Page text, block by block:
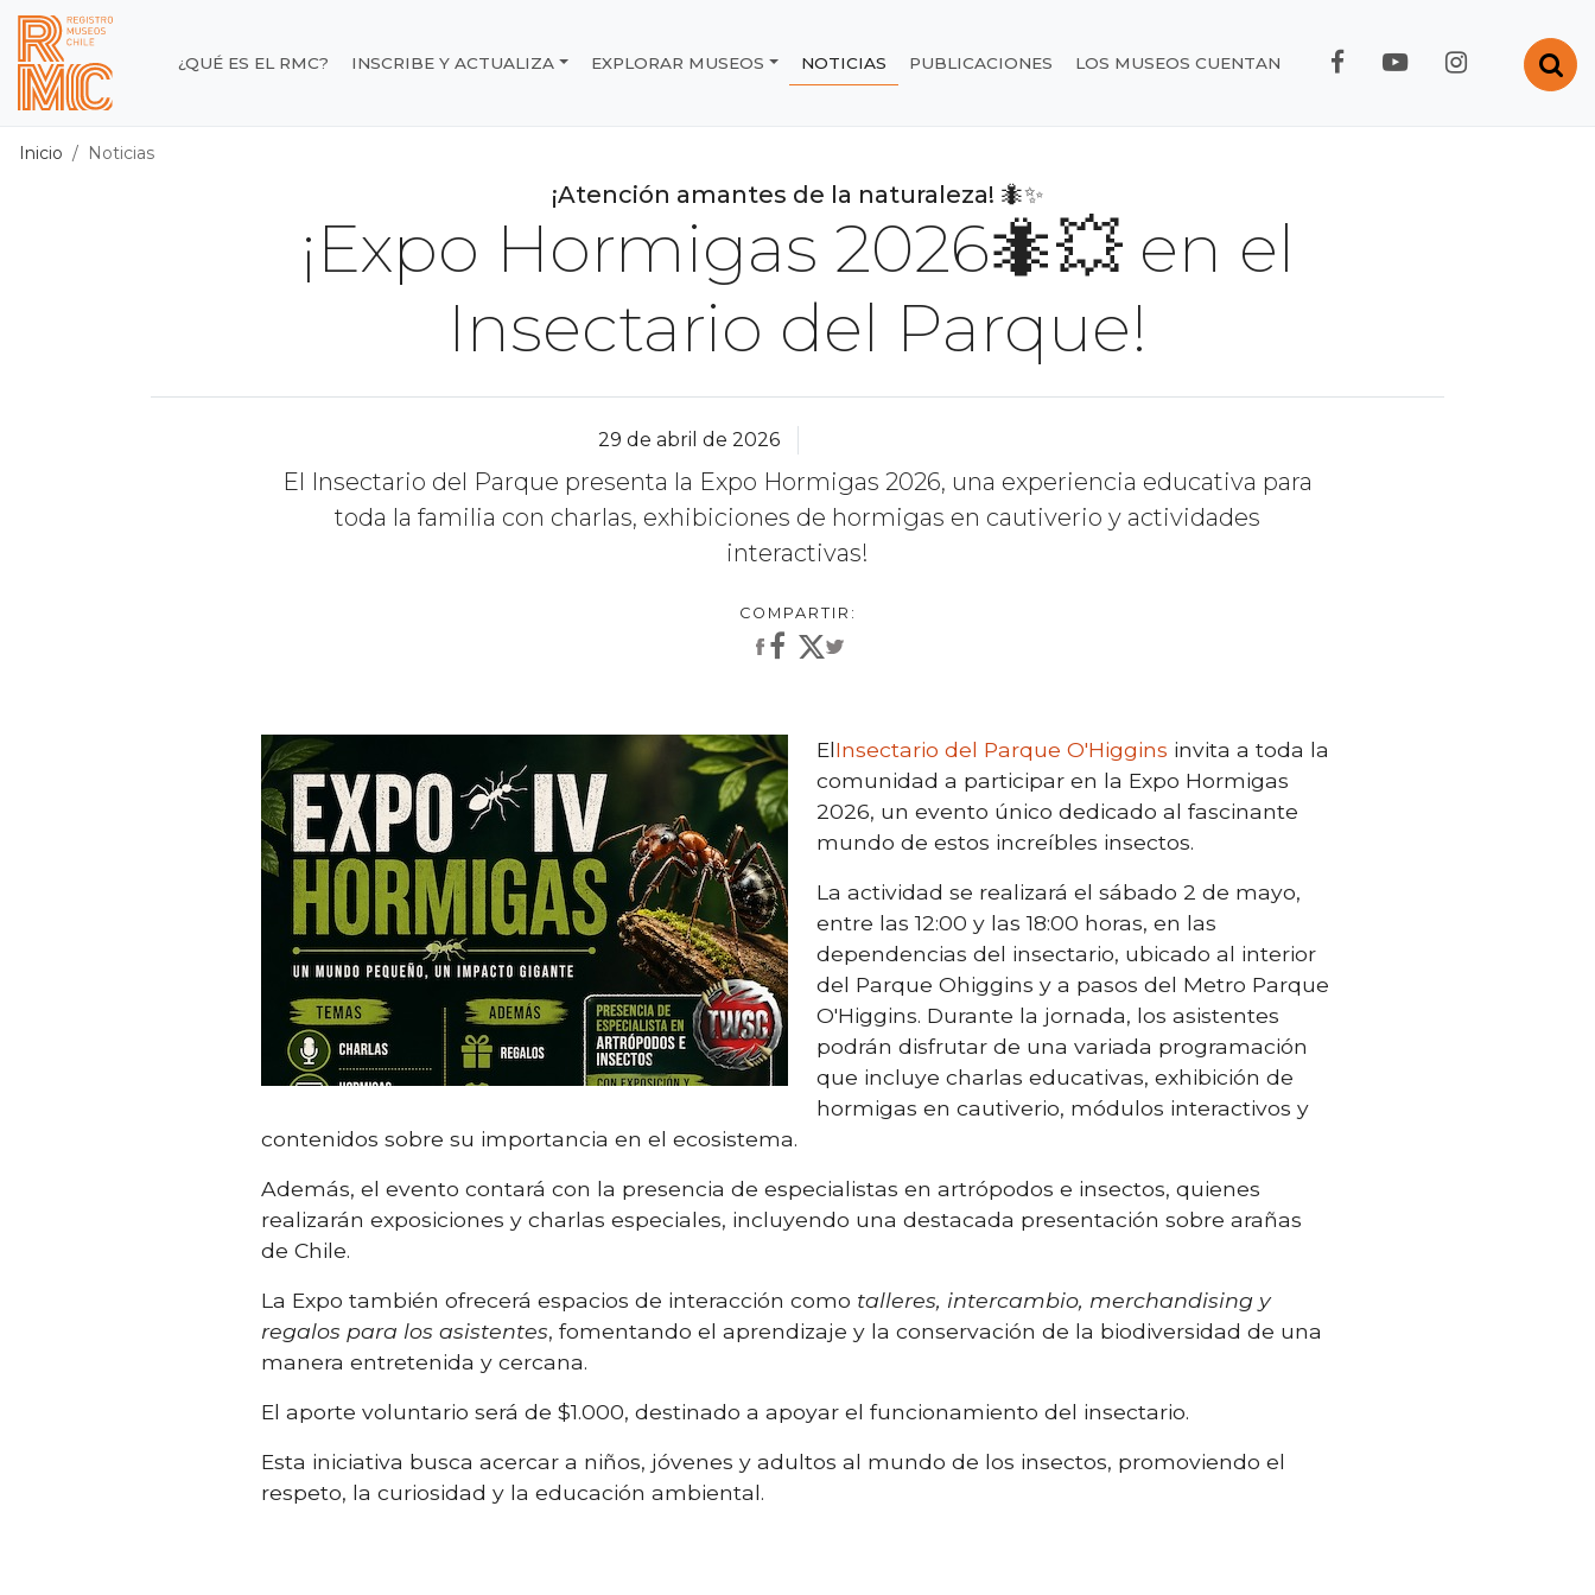
Contenido principal
Registro de Museos de Chile
¿QUÉ ES EL RMC? INSCRIBE Y ACTUALIZA EXPLORAR MUSEOS NOTICIAS PUBLICACIONES LOS MUSEOS CUENTAN FACEBOOK RMC
YOUTUBE RMC
Inicio Noticias
¡Atención amantes de la naturaleza! 🐜✨
¡Expo Hormigas 2026🐜💥 en el
Insectario del Parque!
29 de abril de 2026
El Insectario del Parque presenta la Expo Hormigas 2026, una experiencia educativa para
toda la familia con charlas, exhibiciones de hormigas en cautiverio y actividades
interactivas!
ElInsectario del Parque O'Higgins invita a toda la
comunidad a participar en la Expo Hormigas
2026, un evento único dedicado al fascinante
mundo de estos increíbles insectos.
La actividad se realizará el sábado 2 de mayo,
entre las 12:00 y las 18:00 horas, en las
dependencias del insectario, ubicado al interior
del Parque Ohiggins y a pasos del Metro Parque
O'Higgins. Durante la jornada, los asistentes
podrán disfrutar de una variada programación
que incluye charlas educativas, exhibición de
hormigas en cautiverio, módulos interactivos y
contenidos sobre su importancia en el ecosistema.
Además, el evento contará con la presencia de especialistas en artrópodos e insectos, quienes
realizarán exposiciones y charlas especiales, incluyendo una destacada presentación sobre arañas
de Chile.
La Expo también ofrecerá espacios de interacción como talleres, intercambio, merchandising y
regalos para los asistentes, fomentando el aprendizaje y la conservación de la biodiversidad de una
manera entretenida y cercana.
El aporte voluntario será de $1.000, destinado a apoyar el funcionamiento del insectario.
Esta iniciativa busca acercar a niños, jóvenes y adultos al mundo de los insectos, promoviendo el
respeto, la curiosidad y la educación ambiental.